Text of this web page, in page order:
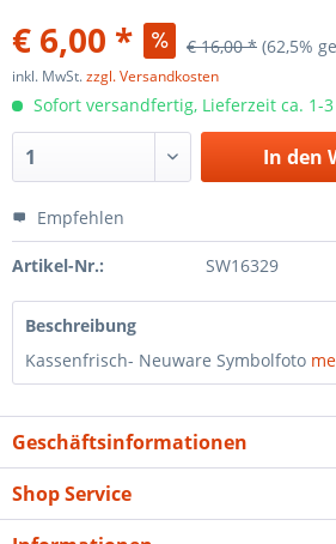
€ 6,00 * € 16,00 * (62,5%
inkl. MwSt.zzgl. Versandkosten
Sofort versandfertig, Lieferzeit ca. 1-
In den
Empfehlen
Artikel-Nr.: SW16329
Beschreibung
Kassenfrisch- Neuware Symbolfoto
Geschäftsinformationen
Shop Service